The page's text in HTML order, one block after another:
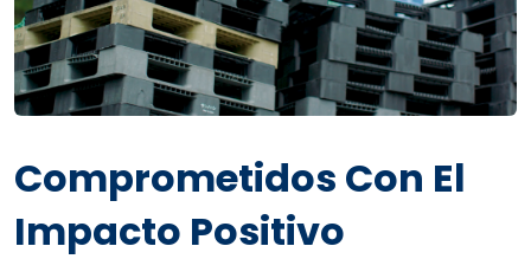
Comprometidos Con El
Impacto Positivo